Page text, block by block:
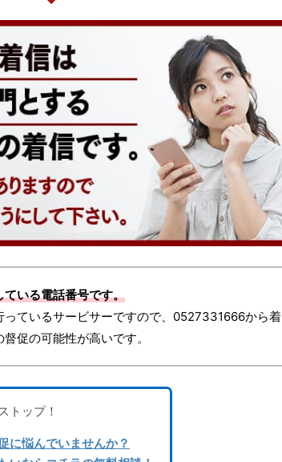
いる電話番号です。
ているサービサーですので、0527331666から着
促の可能性が高いです。
トップ！
に悩んでいませんか？